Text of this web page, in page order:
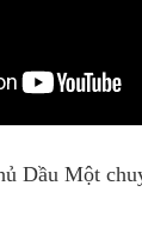
Dầu Một